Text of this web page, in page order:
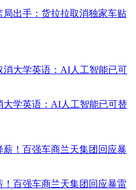
局出手：货拉拉取消独家车贴
大学英语：AI人工智能已可替
百强车商兰天集团回应暴雷